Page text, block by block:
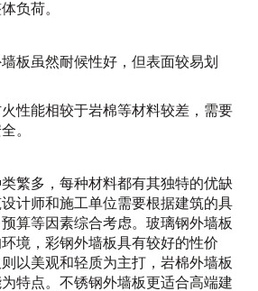
负荷。
板虽然耐候性好，但表面较易划
性能相较于岩棉等材料较差，需要
。
繁多，每种材料都有其独特的优缺
计师和施工单位需要根据建筑的具
算等因素综合考虑。玻璃钢外墙板
境，彩钢外墙板具有较好的性价
以美观和轻质为主打，岩棉外墙板
特点。不锈钢外墙板更适合高端建